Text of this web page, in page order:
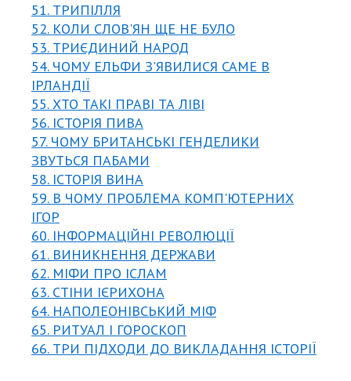
51. ТРИПІЛЛЯ
52. КОЛИ СЛОВ'ЯН ЩЕ НЕ БУЛО
53. ТРИЄДИНИЙ НАРОД
54. ЧОМУ ЕЛЬФИ З'ЯВИЛИСЯ САМЕ В
ІРЛАНДІЇ
55. ХТО ТАКІ ПРАВІ ТА ЛІВІ
56. ІСТОРІЯ ПИВА
57. ЧОМУ БРИТАНСЬКІ ГЕНДЕЛИКИ
ЗВУТЬСЯ ПАБАМИ
58. ІСТОРІЯ ВИНА
59. В ЧОМУ ПРОБЛЕМА КОМП'ЮТЕРНИХ
ІГОР
60. ІНФОРМАЦІЙНІ РЕВОЛЮЦІЇ
61. ВИНИКНЕННЯ ДЕРЖАВИ
62. МІФИ ПРО ІСЛАМ
63. СТІНИ ІЄРИХОНА
64. НАПОЛЕОНІВСЬКИЙ МІФ
65. РИТУАЛ І ГОРОСКОП
66. ТРИ ПІДХОДИ ДО ВИКЛАДАННЯ ІСТОРІЇ